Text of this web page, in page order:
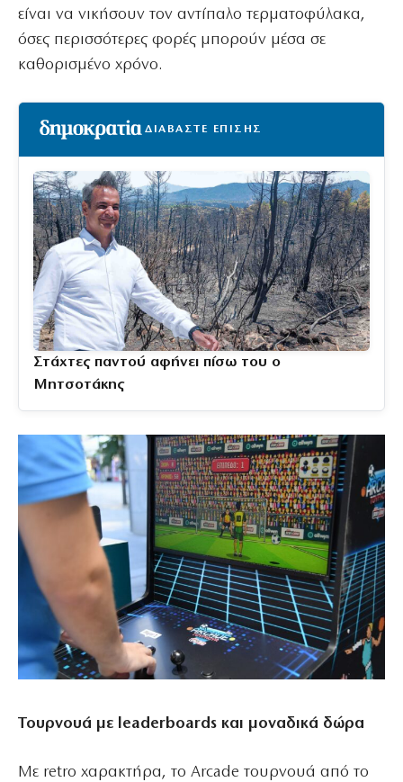
είναι να νικήσουν τον αντίπαλο τερματοφύλακα,
όσες περισσότερες φορές μπορούν μέσα σε
καθορισμένο χρόνο.
ΔΙΑΒΑΣΤΕ ΕΠΙΣΗΣ
Στάχτες παντού αφήνει πίσω του ο
Μητσοτάκης
Τουρνουά με leaderboards και μοναδικά δώρα
Με retro χαρακτήρα, το Arcade τουρνουά από το